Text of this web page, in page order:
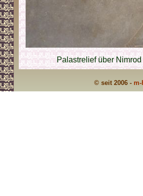
Palastrelief über
© seit 2006 -